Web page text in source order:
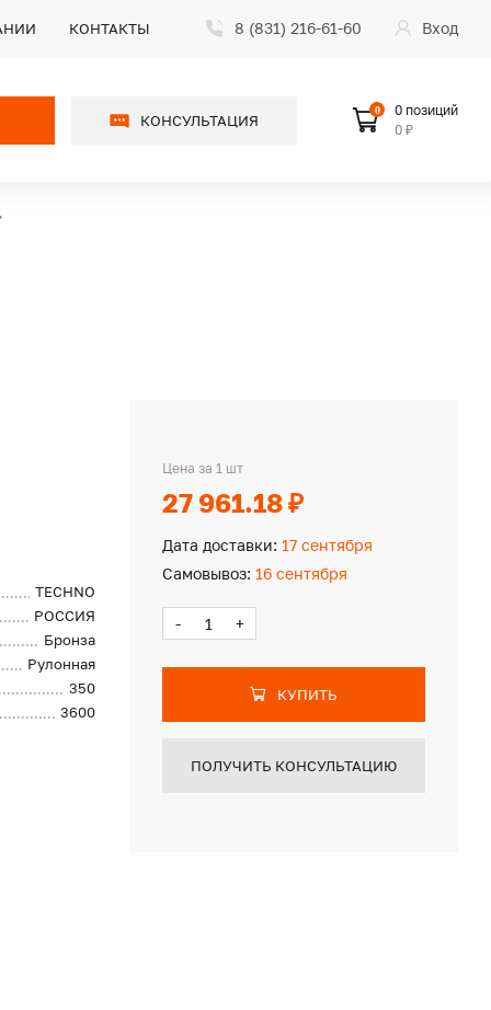
КОНТАКТЫ 8 (831) 216-61-60 Вход
КОНСУЛЬТАЦИЯ
0
0 позиций
0 ₽
TECHNO
РОССИЯ
Бронза
Рулонная
350
3600
Цена за 1 шт
27 961.18 ₽
Дата доставки: 17 сентября
Самовывоз: 16 сентября
- +
КУПИТЬ
ПОЛУЧИТЬ КОНСУЛЬТАЦИЮ